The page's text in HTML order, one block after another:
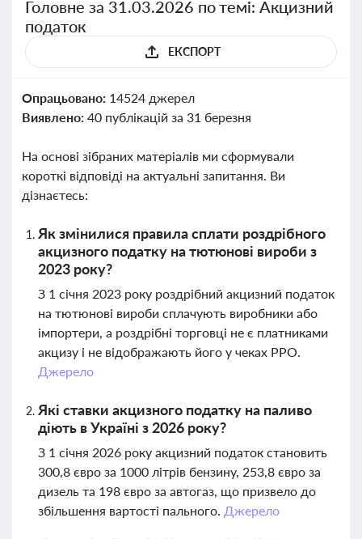
Головне за 31.03.2026 по темі: Акцизний
податок
ЕКСПОРТ
Опрацьовано: 14524 джерел
Виявлено: 40 публікацій за 31 березня
На основі зібраних матеріалів ми сформували
короткі відповіді на актуальні запитання. Ви
дізнаєтесь:
Як змінилися правила сплати роздрібного
акцизного податку на тютюнові вироби з
2023 року?
З 1 січня 2023 року роздрібний акцизний податок
на тютюнові вироби сплачують виробники або
імпортери, а роздрібні торговці не є платниками
акцизу і не відображають його у чеках РРО.
Джерело
Які ставки акцизного податку на паливо
діють в Україні з 2026 року?
З 1 січня 2026 року акцизний податок становить
300,8 євро за 1000 літрів бензину, 253,8 євро за
дизель та 198 євро за автогаз, що призвело до
збільшення вартості пального. Джерело